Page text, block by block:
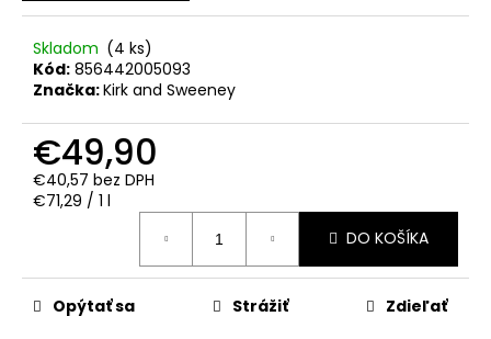
Skladom (4 ks)
Kód: 856442005093
Značka:Kirk and Sweeney
€49,90
€40,57 bez DPH
Jednotková
€71,29 / 1 l
DO KOŠÍKA
Opýtať sa Strážiť Zdieľať
RUM
0.70L
37.5%
€17,90